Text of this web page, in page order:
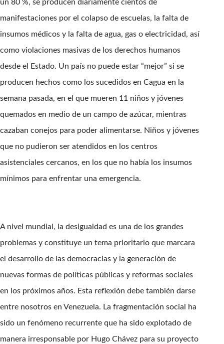
un 80 %, se producen diariamente cientos de
manifestaciones por el colapso de escuelas, la falta de
insumos médicos y la falta de agua, gas o electricidad, así
como violaciones masivas de los derechos humanos
desde el Estado. Un país no puede estar “mejor” si se
producen hechos como los sucedidos en Cagua en la
semana pasada, en el que mueren 11 niños y jóvenes
quemados en medio de un campo de azúcar, mientras
cazaban conejos para poder alimentarse. Niños y jóvenes
que no pudieron ser atendidos en los centros
asistenciales cercanos, en los que no había los insumos
mínimos para enfrentar una emergencia.
A nivel mundial, la desigualdad es una de los grandes
problemas y constituye un tema prioritario que marcara
el desarrollo de las democracias y la generación de
nuevas formas de políticas públicas y reformas sociales
en los próximos años. Esta reflexión debe también darse
entre nosotros en Venezuela. La fragmentación social ha
sido un fenómeno recurrente que ha sido explotado de
manera irresponsable por Hugo Chávez para su proyecto